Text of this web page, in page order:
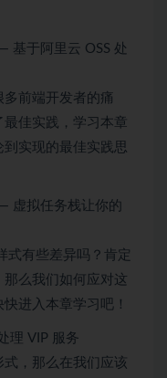
基于阿里云 OSS 处
前端开发者的痛
佳实践，学习本章
实现的最佳实践思
虚拟任务栈让你的
式有些差异吗？肯定
么我们如何应对这
进入本章学习吧！
理 VIP 服务
，那么在我们应该